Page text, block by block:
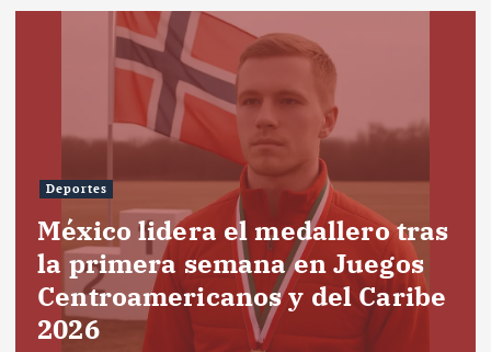
Deportes
México lidera el medallero tras
la primera semana en Juegos
Centroamericanos y del Caribe
2026